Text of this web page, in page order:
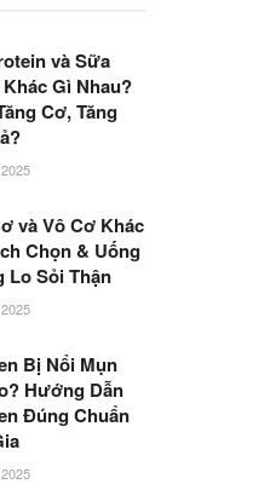
và Sữa
Gì Nhau?
Cơ, Tăng
và Vô Cơ Khác
Chọn & Uống
Lo Sỏi Thận
Bị Nổi Mụn
Hướng Dẫn
Đúng Chuẩn